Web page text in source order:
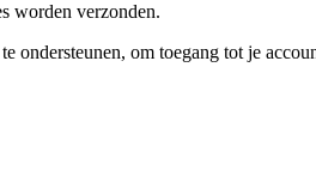
worden verzonden.
ondersteunen, om toegang tot je